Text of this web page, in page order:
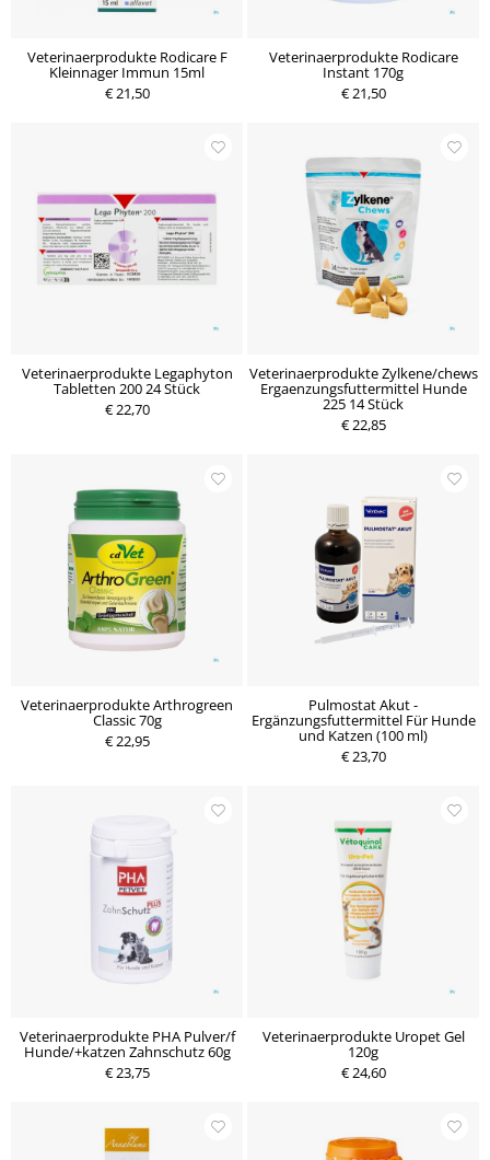
Veterinaerprodukte Rodicare F
Kleinnager Immun 15ml
€ 21,50
Veterinaerprodukte Rodicare
Instant 170g
€ 21,50
Veterinaerprodukte Legaphyton
Tabletten 200 24 Stück
€ 22,70
Veterinaerprodukte Zylkene/chews
Ergaenzungsfuttermittel Hunde
225 14 Stück
€ 22,85
Veterinaerprodukte Arthrogreen
Classic 70g
€ 22,95
Pulmostat Akut -
Ergänzungsfuttermittel Für Hunde
und Katzen (100 ml)
€ 23,70
Veterinaerprodukte PHA Pulver/f
Hunde/+katzen Zahnschutz 60g
€ 23,75
Veterinaerprodukte Uropet Gel
120g
€ 24,60